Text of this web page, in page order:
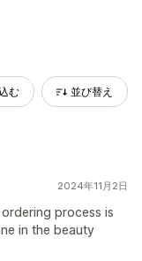
む 並び替え
2024年11月2日
process is
in the beauty